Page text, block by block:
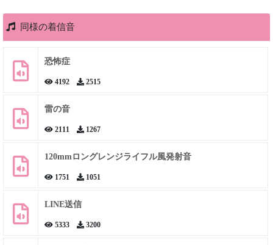
同様の着信音
恐怖症
4192 2515
雷の音
2111 1267
120mmロングレンジライフル風発射音
1751 1051
LINE送信
5333 3200